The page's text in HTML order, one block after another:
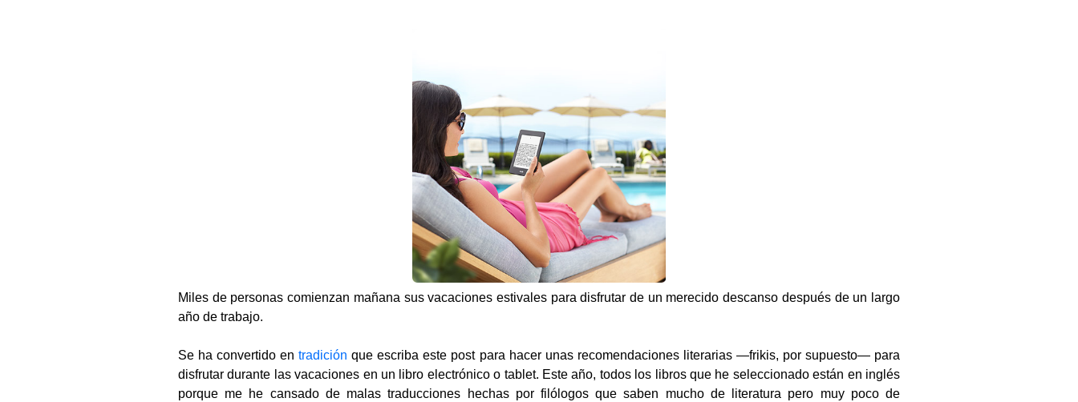
Miles de personas comienzan mañana sus vacaciones estivales para disfrutar de un merecido descanso después de un largo
año de trabajo.
Se ha convertido entradición que escriba este post para hacer unas recomendaciones literarias —frikis, por supuesto— para
disfrutar durante las vacaciones en un libro electrónico o tablet. Este año, todos los libros que he seleccionado están en inglés
porque me he cansado de malas traducciones hechas por filólogos que saben mucho de literatura pero muy poco de